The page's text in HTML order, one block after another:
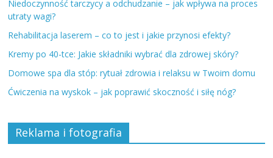
Niedoczynność tarczycy a odchudzanie – jak wpływa na proces
utraty wagi?
Rehabilitacja laserem – co to jest i jakie przynosi efekty?
Kremy po 40-tce: Jakie składniki wybrać dla zdrowej skóry?
Domowe spa dla stóp: rytuał zdrowia i relaksu w Twoim domu
Ćwiczenia na wyskok – jak poprawić skoczność i siłę nóg?
Reklama i fotografia